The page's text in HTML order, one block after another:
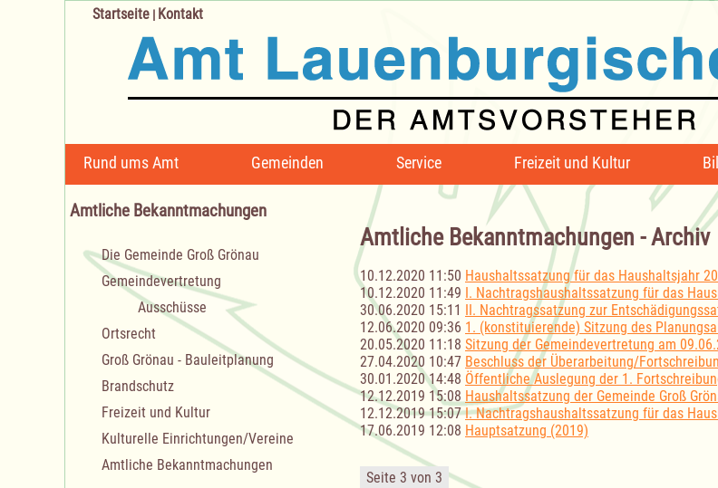
Navigation
überspringen
Rund ums Amt Gemeinden Service Freizeit und Kultur
Startseite | Kontakt
Amtliche Bekanntmachungen - Archiv
10.12.2020 11:50 Haushaltssatzung für das Haushaltsjahr
10.12.2020 11:49 I. Nachtragshaushaltssatzung für das
30.06.2020 15:11 II. Nachtragssatzung zur
12.06.2020 09:36 1. (konstituierende) Sitzung des
20.05.2020 11:18 Sitzung der Gemeindevertretung am
27.04.2020 10:47 Beschluss der Überarbeitung/
30.01.2020 14:48 Öffentliche Auslegung der 1.
12.12.2019 15:08 Haushaltssatzung der Gemeinde Groß
12.12.2019 15:07 I. Nachtragshaushaltssatzung für das
17.06.2019 12:08 Hauptsatzung (2019)
Seite 3 von 3
Amtliche Bekanntmachungen
Navigation
überspringen
Die Gemeinde Groß Grönau
Gemeindevertretung
Ausschüsse
Ortsrecht
Groß Grönau - Bauleitplanung
Brandschutz
Freizeit und Kultur
Kulturelle Einrichtungen/Vereine
Amtliche Bekanntmachungen